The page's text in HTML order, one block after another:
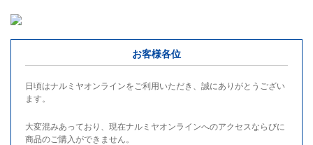
お客様各位
日頃はナルミヤオンラインをご利用いただき、誠にありがとうござい
ます。
大変混みあっており、現在ナルミヤオンラインへのアクセスならびに
商品のご購入ができません。